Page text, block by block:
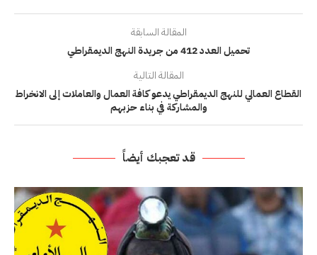
المقالة السابقة
تحميل العدد 412 من جريدة النهج الديمقراطي
المقالة التالية
القطاع العمالي للنهج الديمقراطي يدعو كافة العمال والعاملات إلى الانخراط
والمشاركة في بناء حزبهم
قد تعجبك أيضاً